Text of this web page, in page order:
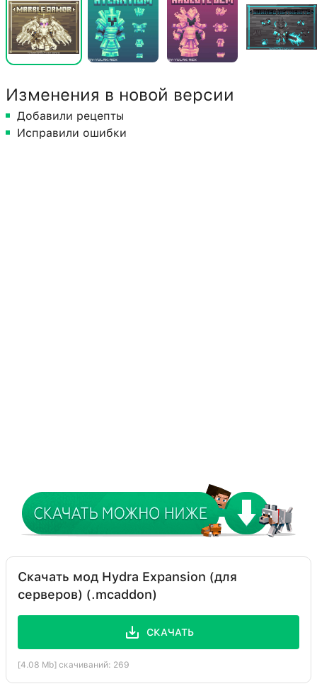
Изменения в новой версии
Добавили рецепты
Исправили ошибки
Скачать мод Hydra Expansion (для
серверов) (.mcaddon)
СКАЧАТЬ
[4.08 Mb] скачиваний: 269